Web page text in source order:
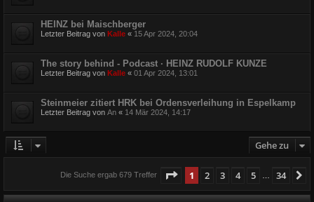
HEINZ bei Maischberger
Letzter Beitrag von Kalle « 15 Apr 2024, 20:04
The story behind - Podcast · HEINZ RUDOLF KUNZE
Letzter Beitrag von Kalle « 01 Apr 2024, 13:01
Steinmeier zitiert HRK bei Ordensverleihung in Espelkamp
Letzter Beitrag von An « 14 Mär 2024, 14:17
Gehe zu
Die Suche ergab 679 Treffer Seite 1von 34
1 2 3 4 5 34